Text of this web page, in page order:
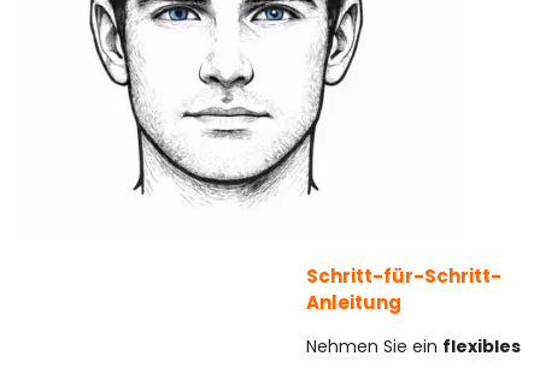
Schritt-für-Schritt-
Anleitung
Nehmen Sie ein flexibles